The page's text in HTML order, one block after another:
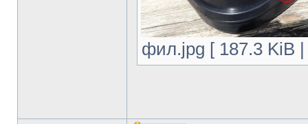
фил.jpg [ 187.3 KiB